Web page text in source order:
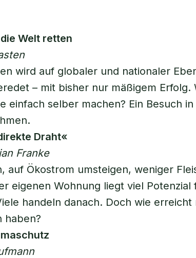
Welt retten
wird auf globaler und nationaler
– mit bisher nur mäßigem Erfolg.
einfach selber machen? Ein Besuch
Draht«
Franke
auf Ökostrom umsteigen, weniger
eigenen Wohnung liegt viel Potenzial
handeln danach. Doch wie erreicht
haben?